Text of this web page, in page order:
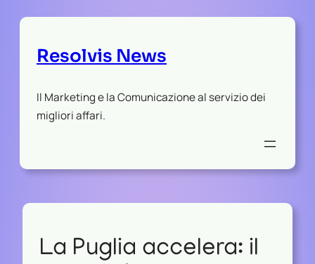
Resolvis News
Il Marketing e la Comunicazione al servizio dei
migliori affari.
La Puglia accelera: il